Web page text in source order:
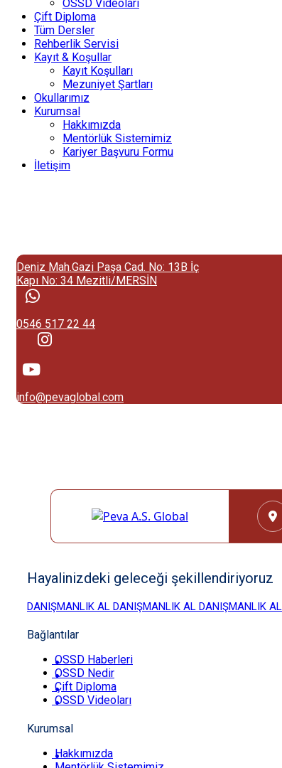
OSSD Videoları
Çift Diploma
Tüm Dersler
Rehberlik Servisi
Kayıt & Koşullar
Kayıt Koşulları
Mezuniyet Şartları
Okullarımız
Kurumsal
Hakkımızda
Mentörlük Sistemimiz
Kariyer Başvuru Formu
İletişim
Deniz Mah.Gazi Paşa Cad. No: 13B İç
Kapı No: 34 Mezitli/MERSİN
0546 517 22 44
info@pevaglobal.com
Hayalinizdeki geleceği şekillendiriyoruz
DANIŞMANLIK AL DANIŞMANLIK AL DANIŞMANLIK AL
Bağlantılar
OSSD Haberleri
OSSD Nedir
Çift Diploma
OSSD Videoları
Kurumsal
Hakkımızda